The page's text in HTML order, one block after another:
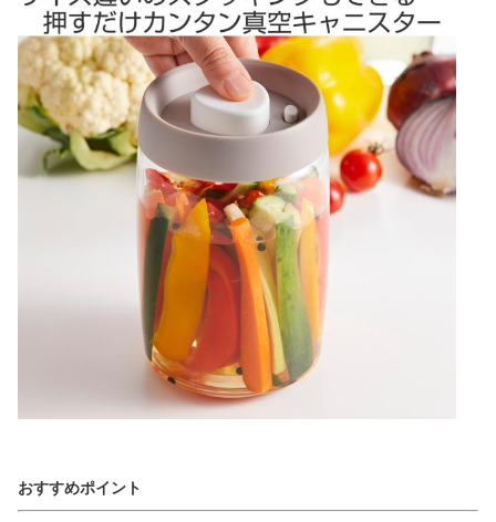
おすすめポイント